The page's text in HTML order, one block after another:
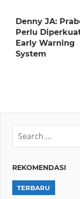
Denny JA:
Perlu
Early Warning
System
REKOMENDASI
TERBARU